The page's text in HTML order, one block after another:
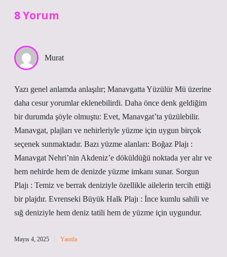
8 Yorum
Murat
Yazı genel anlamda anlaşılır; Manavgatta Yüzülür Mü üzerine
daha cesur yorumlar eklenebilirdi. Daha önce denk geldiğim
bir durumda şöyle olmuştu: Evet, Manavgat’ta yüzülebilir.
Manavgat, plajları ve nehirleriyle yüzme için uygun birçok
seçenek sunmaktadır. Bazı yüzme alanları: Boğaz Plajı :
Manavgat Nehri’nin Akdeniz’e döküldüğü noktada yer alır ve
hem nehirde hem de denizde yüzme imkanı sunar. Sorgun
Plajı : Temiz ve berrak deniziyle özellikle ailelerin tercih ettiği
bir plajdır. Evrenseki Büyük Halk Plajı : İnce kumlu sahili ve
sığ deniziyle hem deniz tatili hem de yüzme için uygundur.
Mayıs 4, 2025 Yanıtla